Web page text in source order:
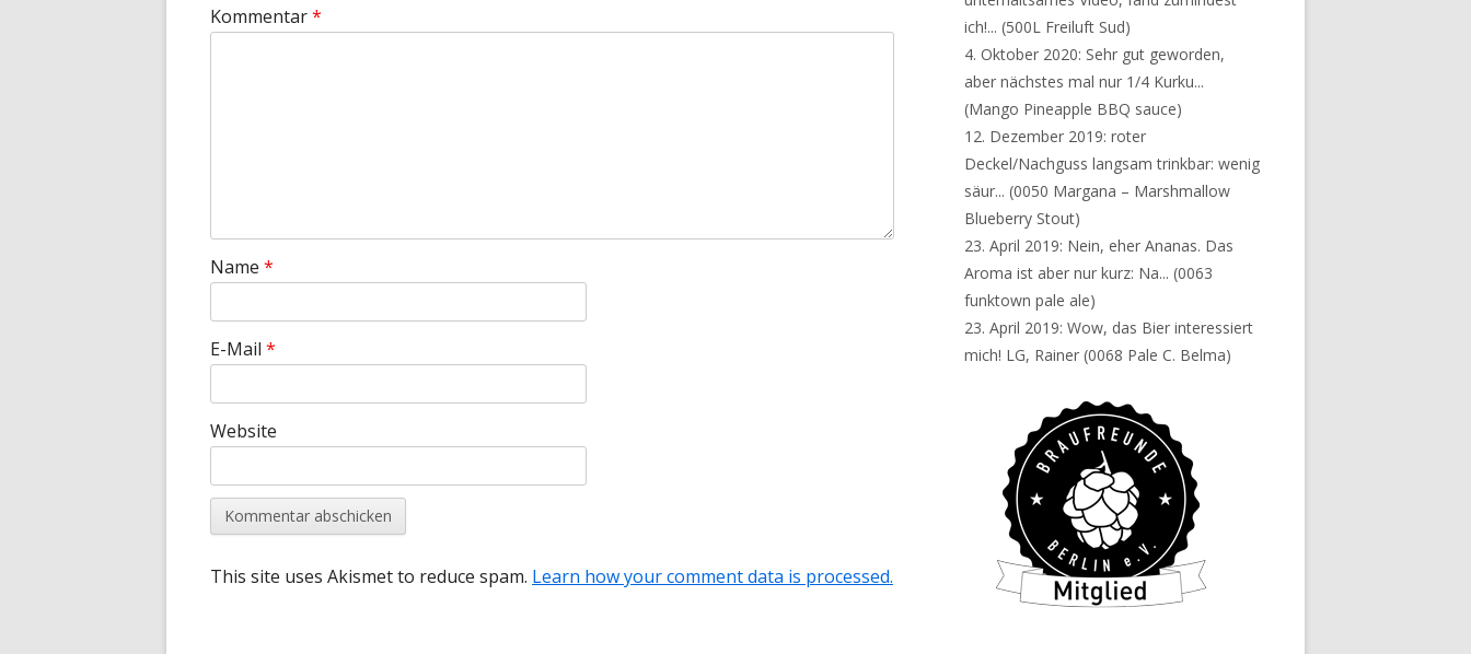
Kommentar*
Name *
E-Mail *
Website
This site uses Akismet to reduce spam. Learn how your comment data is processed.
ich!... (500L Freiluft Sud)
4. Oktober 2020: Sehr gut geworden,
aber nächstes mal nur 1/4 Kurku...
(Mango Pineapple BBQ sauce)
12. Dezember 2019:roter
Deckel/Nachguss langsam trinkbar: wenig
säur... (0050 Margana – Marshmallow
Blueberry Stout)
23. April 2019: Nein, eher Ananas. Das
Aroma ist aber nur kurz: Na... (0063
funktown pale ale)
23. April 2019:Wow, das Bier interessiert
mich! LG, Rainer (0068 Pale C. Belma)